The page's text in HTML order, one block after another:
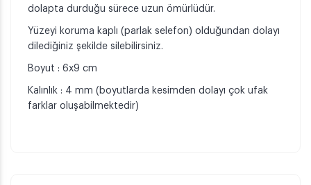
dolapta durduğu sürece uzun ömürlüdür.
Yüzeyi koruma kaplı (parlak selefon) olduğundan dolayı
dilediğiniz şekilde silebilirsiniz.
Boyut : 6x9 cm
Kalınlık : 4 mm (boyutlarda kesimden dolayı çok ufak
farklar oluşabilmektedir)